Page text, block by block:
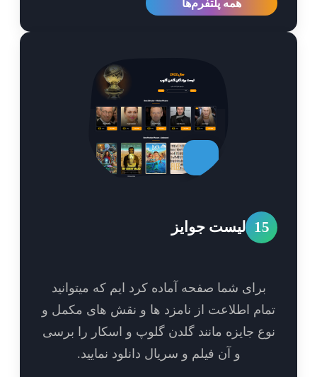
همه پلتفرم‌ها
لیست جوایز
برای شما صفحه آماده کرد ایم که میتوانید
اطلاعت از نامزد ها و نقش های مکمل و
جایزه مانند گلدن گلوپ و اسکار را برسی
و آن فیلم و سریال دانلود نمایید.